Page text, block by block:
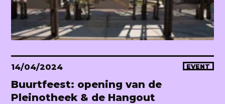
14/04/2024 EVENT
Buurtfeest: opening van de
Pleinotheek & de Hangout